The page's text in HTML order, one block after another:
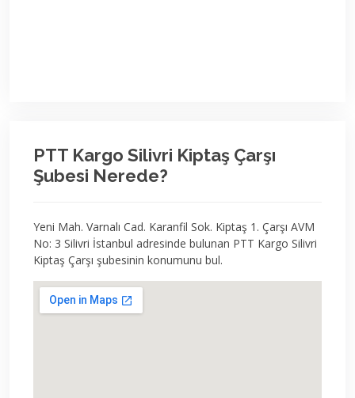
PTT Kargo Silivri Kiptaş Çarşı
Şubesi Nerede?
Yeni Mah. Varnalı Cad. Karanfil Sok. Kiptaş 1. Çarşı AVM
No: 3 Silivri İstanbul adresinde bulunan PTT Kargo Silivri
Kiptaş Çarşı şubesinin konumunu bul.